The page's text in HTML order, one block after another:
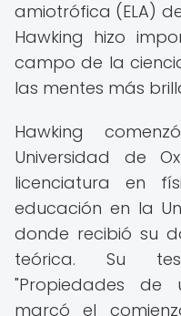
amiotrófica (ELA)
Hawking hizo
campo de la
las mentes más
Hawking
Universidad de
licenciatura en
educación en la
donde recibió su
teórica. Su
"Propiedades de
marcó el